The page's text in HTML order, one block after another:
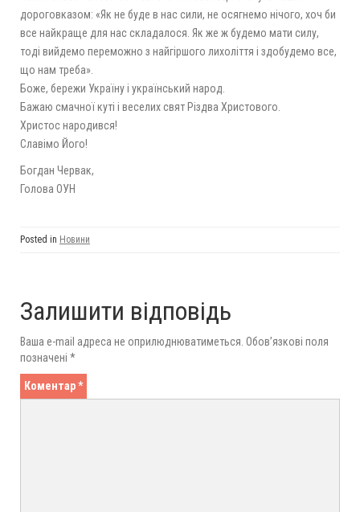
дороговказом: «Як не буде в нас сили, не осягнемо нічого, хоч би
все найкраще для нас складалося. Як же ж будемо мати силу,
тоді вийдемо переможно з найгіршого лихоліття і здобудемо все,
що нам треба».
Боже, бережи Україну і український народ.
Бажаю смачної куті і веселих свят Різдва Христового.
Христос народився!
Славімо Його!
Богдан Червак,
Голова ОУН
Posted in Новини
Залишити відповідь
Ваша e-mail адреса не оприлюднюватиметься. Обов’язкові поля
позначені *
Коментар*